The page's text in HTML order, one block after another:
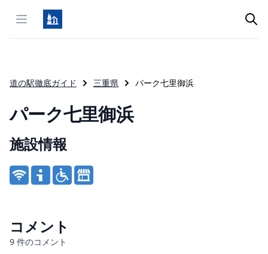
Open menu
道の駅徹底ガイド 三重県 パーク七里御浜
パーク七里御浜
Product information
施設情報
コメント
9 件のコメント